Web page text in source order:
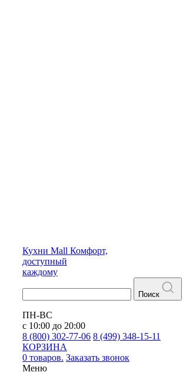
Кухни Mall Комфорт,
доступный
каждому
Поиск
ПН-ВС
с 10:00 до 20:00
8 (800) 302-77-06 8 (499) 348-15-11
КОРЗИНА
0 товаров. Заказать звонок
Меню